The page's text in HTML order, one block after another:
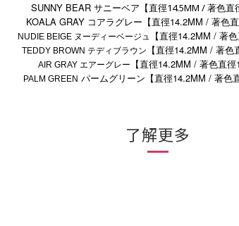
SUNNY BEAR サニーベア 【直徑14.5MM / 著色直
KOALA GRAY コアラグレー 【直徑14.2MM / 著色
NUDIE BEIGE ヌーディーベージュ 【直徑14.2MM / 著
TEDDY BROWN テディブラウン 【直徑14.2MM / 著色
AIR GRAY エアーグレー 【直徑14.2MM / 著色直徑
PALM GREEN パームグリーン 【直徑14.2MM / 著色
了解更多